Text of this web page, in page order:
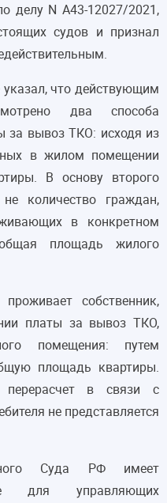
делу N А43-12027/2021,
судов и признал
что действующим
два способа
за вывоз ТКО: исходя из
в жилом помещении
В основу второго
количество граждан,
в конкретном
площадь жилого
собственник,
платы за вывоз ТКО,
помещения: путем
площадь квартиры.
перерасчет в связи с
не представляется
Суда РФ имеет
для управляющих